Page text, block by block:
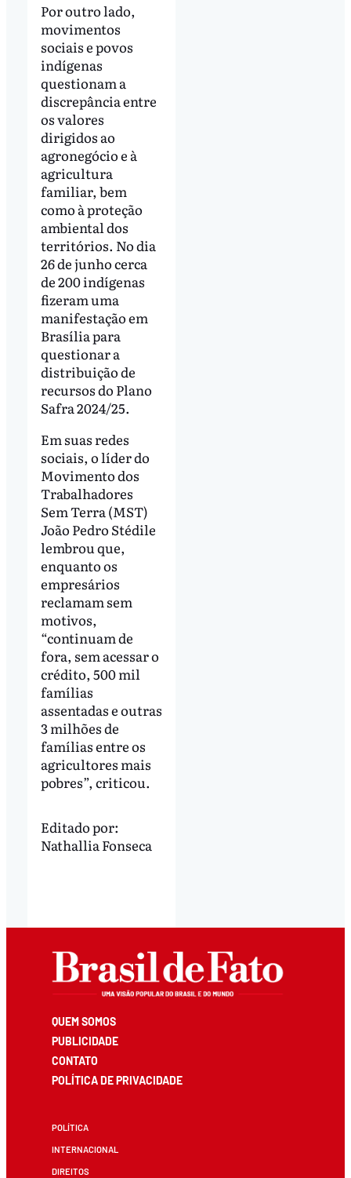
Por outro lado,
movimentos
sociais e povos
indígenas
questionam a
discrepância entre
os valores
dirigidos ao
agronegócio e à
agricultura
familiar, bem
como à proteção
ambiental dos
territórios. No dia
26 de junho cerca
de 200 indígenas
fizeram uma
manifestação em
Brasília para
questionar a
distribuição de
recursos do Plano
Safra 2024/25.
Em suas redes
sociais, o líder do
Movimento dos
Trabalhadores
Sem Terra (MST)
João Pedro Stédile
lembrou que,
enquanto os
empresários
reclamam sem
motivos,
“continuam de
fora, sem acessar o
crédito, 500 mil
famílias
assentadas e outras
3 milhões de
famílias entre os
agricultores mais
pobres”, criticou.
Editado por:
Nathallia Fonseca
QUEM SOMOS
PUBLICIDADE
CONTATO
POLÍTICA DE PRIVACIDADE
POLÍTICA
INTERNACIONAL
DIREITOS